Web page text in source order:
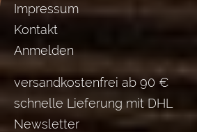
Impressum
Kontakt
Anmelden
versandkostenfrei ab 90 €
schnelle Lieferung mit DHL
Newsletter